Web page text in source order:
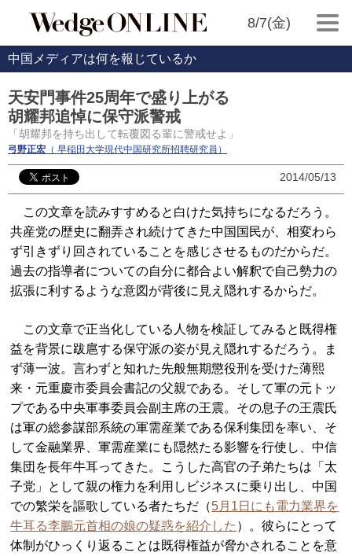
8/7(金)
中国メディアは何を報じているか
天安門事件25周年で盛り上がる
胡耀邦追悼に保守派警戒
「胡耀邦を持ち出して転覆図る輩に警戒せよ」
弓野正宏 （ 早稲田大学現代中国研究所招聘研究員）
2014/05/13
この文章を読みすすめると白けた気持ちになるだろう。
共産党の歴史に翻弄され続けてきた中国国民が、相変わら
ず引きずり回されていることを感じさせるものだからだ。
過去の指導者についての自分に都合よい解釈で自己勢力の
拡張に利するような意図が背後に見え隠れするからだ。
この文章で正当化している人物を検証してみると既得権
益を背景に跋扈する保守派の姿が見え隠れするだろう。ま
ず薄一波。言わずと知れた先般無期懲役刑を受けた薄熙
来・元重慶市委員会書記の父親である。そして軍の元トッ
プである中央軍事委員会副主席の王震。その息子の王震氏
は軍の総参謀部系統の軍需産業である保利集団を率い、そ
して金融業界、軍需産業にも隠然たる影響を行使し、中信
集団を長年牛耳ってきた。こうした高官の子弟たちは「太
子党」として親の権力を利用しビジネスに乗り出し、中国
での繁栄を謳歌している者たちだ（5月1日にも電力業界を
牛耳る李鵬元首相の娘の疑惑を紹介した ）。彼らにとって
体制がひっくり返ることは既得権益が脅かされることを意